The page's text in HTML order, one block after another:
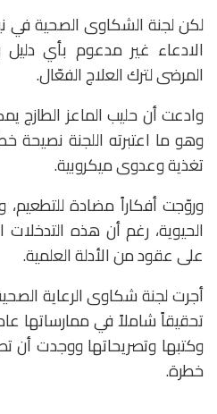
لكن لجنة الشكاوى الصحية في
الادعاء غير مدعوم بأي
المرضى لترك العلاج الفعّال.
وادعت أن حليب الماعز الطازج
وهو ما اعتبرته اللجنة
تغذية وعدوى ميكروبية.
وروّجت أفكاراً مضادة
الحيوية، رغم أن هذه التدخلات
على عقود من الأدلة العلمية.
وكتبها وتصريحاتها ووجدت أن
خطرة.